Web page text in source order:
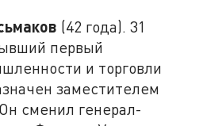
(42 года). 31
первый
и торговли
заместителем
сменил генерал-